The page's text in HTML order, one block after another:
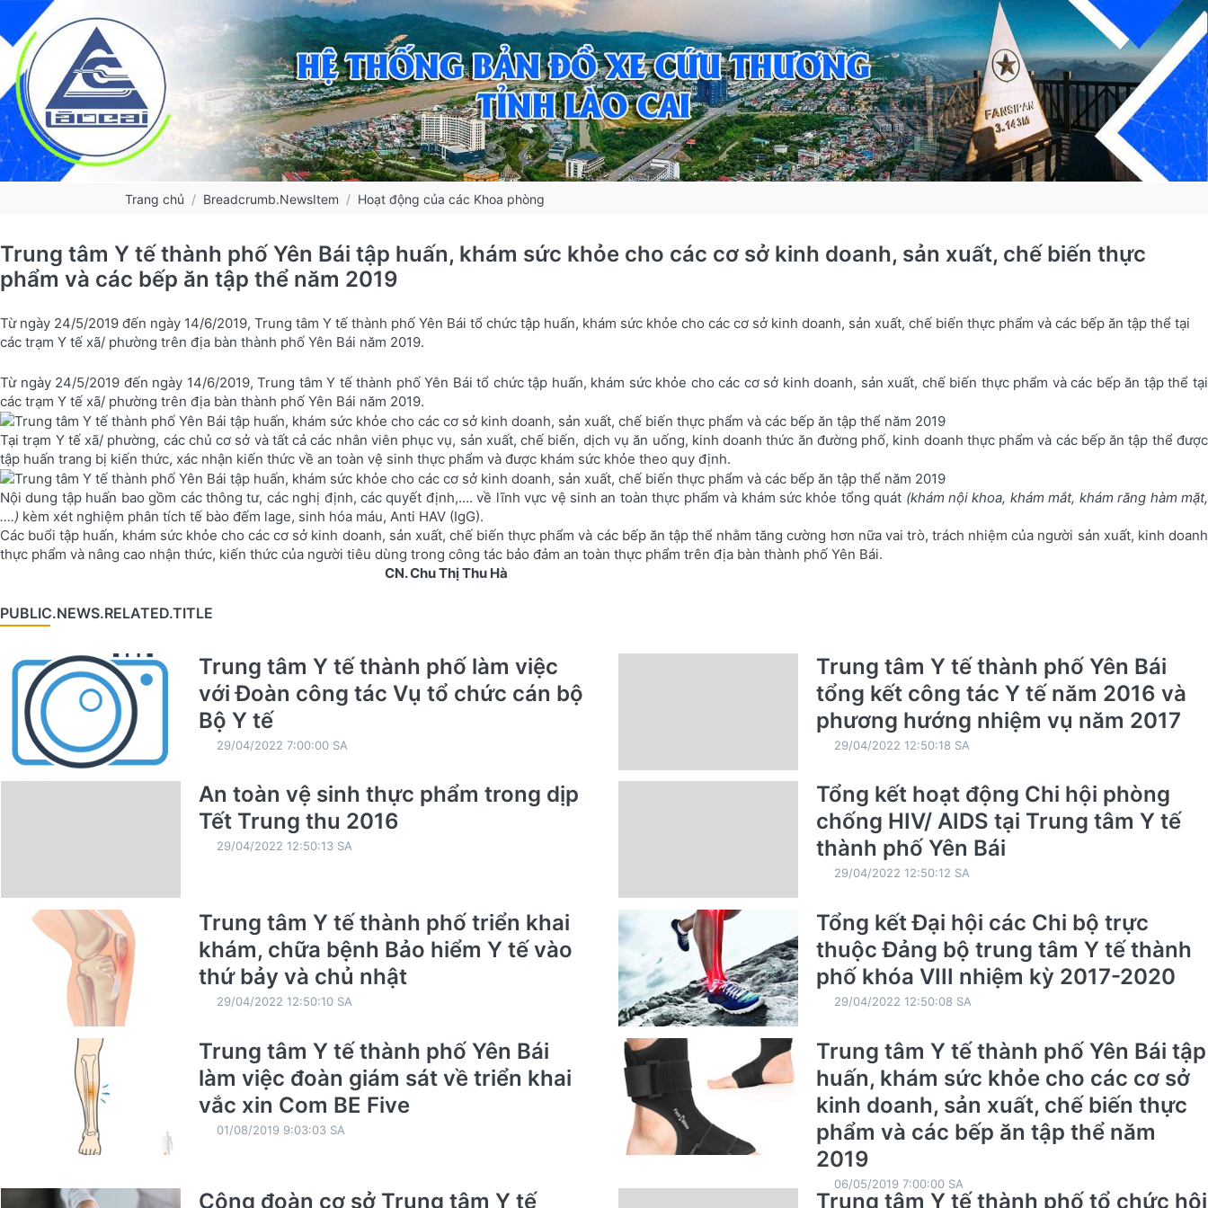
Trang chủ Breadcrumb.NewsItem Hoạt động của các Khoa phòng
Trung tâm Y tế thành phố Yên Bái tập huấn, khám sức khỏe cho các cơ sở kinh doanh, sản xuất, chế biến thực
phẩm và các bếp ăn tập thể năm 2019
Từ ngày 24/5/2019 đến ngày 14/6/2019, Trung tâm Y tế thành phố Yên Bái tổ chức tập huấn, khám sức khỏe cho các cơ sở kinh doanh, sản xuất, chế biến thực phẩm và các bếp ăn tập thể tại
các trạm Y tế xã/ phường trên địa bàn thành phố Yên Bái năm 2019.
Từ ngày 24/5/2019 đến ngày 14/6/2019, Trung tâm Y tế thành phố Yên Bái tổ chức tập huấn, khám sức khỏe cho các cơ sở kinh doanh, sản xuất, chế biến thực phẩm và các bếp ăn tập thể tại
các trạm Y tế xã/ phường trên địa bàn thành phố Yên Bái năm 2019.
Tại trạm Y tế xã/ phường, các chủ cơ sở và tất cả các nhân viên phục vụ, sản xuất, chế biến, dịch vụ ăn uống, kinh doanh thức ăn đường phố, kinh doanh thực phẩm và các bếp ăn tập thể được
tập huấn trang bị kiến thức, xác nhận kiến thức về an toàn vệ sinh thực phẩm và được khám sức khỏe theo quy định.
Nội dung tập huấn bao gồm các thông tư, các nghị định, các quyết định,…. về lĩnh vực vệ sinh an toàn thực phẩm và khám sức khỏe tổng quát (khám nội khoa, khám mắt, khám răng hàm mặt,
….) kèm xét nghiệm phân tích tế bào đếm lage, sinh hóa máu, Anti HAV (IgG).
Các buổi tập huấn, khám sức khỏe cho các cơ sở kinh doanh, sản xuất, chế biến thực phẩm và các bếp ăn tập thể nhằm tăng cường hơn nữa vai trò, trách nhiệm của người sản xuất, kinh doanh
thực phẩm và nâng cao nhận thức, kiến thức của người tiêu dùng trong công tác bảo đảm an toàn thực phẩm trên địa bàn thành phố Yên Bái.
CN. Chu Thị Thu Hà
PUBLIC.NEWS.RELATED.TITLE
Trung tâm Y tế thành phố làm việc
với Đoàn công tác Vụ tổ chức cán bộ
Bộ Y tế
29/04/2022 7:00:00 SA
Trung tâm Y tế thành phố Yên Bái
tổng kết công tác Y tế năm 2016 và
phương hướng nhiệm vụ năm 2017
29/04/2022 12:50:18 SA
An toàn vệ sinh thực phẩm trong dịp
Tết Trung thu 2016
29/04/2022 12:50:13 SA
Tổng kết hoạt động Chi hội phòng
chống HIV/ AIDS tại Trung tâm Y tế
thành phố Yên Bái
29/04/2022 12:50:12 SA
Trung tâm Y tế thành phố triển khai
khám, chữa bệnh Bảo hiểm Y tế vào
thứ bảy và chủ nhật
29/04/2022 12:50:10 SA
Tổng kết Đại hội các Chi bộ trực
thuộc Đảng bộ trung tâm Y tế thành
phố khóa VIII nhiệm kỳ 2017-2020
29/04/2022 12:50:08 SA
Trung tâm Y tế thành phố Yên Bái
làm việc đoàn giám sát về triển khai
vắc xin Com BE Five
01/08/2019 9:03:03 SA
Trung tâm Y tế thành phố Yên Bái tập
huấn, khám sức khỏe cho các cơ sở
kinh doanh, sản xuất, chế biến thực
phẩm và các bếp ăn tập thể năm
2019
06/05/2019 7:00:00 SA
Công đoàn cơ sở Trung tâm Y tế Trung tâm Y tế thành phố tổ chức hội